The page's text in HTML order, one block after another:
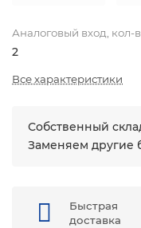
Аналоговый вход, кол-
2
Все характеристики
Собственный
Заменяем другие
Быстрая
доставка